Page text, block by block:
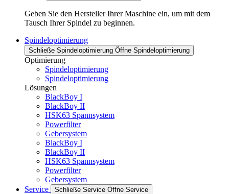
Geben Sie den Hersteller Ihrer Maschine ein, um mit dem
Tausch Ihrer Spindel zu beginnen.
Spindeloptimierung
Schließe Spindeloptimierung Öffne Spindeloptimierung
Optimierung
Spindeloptimierung
Spindeloptimierung
Lösungen
BlackBoy I
BlackBoy II
HSK63 Spannsystem
Powerfilter
Gebersystem
BlackBoy I
BlackBoy II
HSK63 Spannsystem
Powerfilter
Gebersystem
Service
Schließe Service Öffne Service